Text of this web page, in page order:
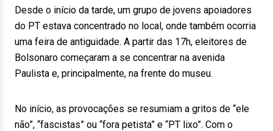
Desde o início da tarde, um grupo de jovens apoiadores
do PT estava concentrado no local, onde também ocorria
uma feira de antiguidade. A partir das 17h, eleitores de
Bolsonaro começaram a se concentrar na avenida
Paulista e, principalmente, na frente do museu.
No início, as provocações se resumiam a gritos de “ele
não”, “fascistas” ou “fora petista” e “PT lixo”. Com o